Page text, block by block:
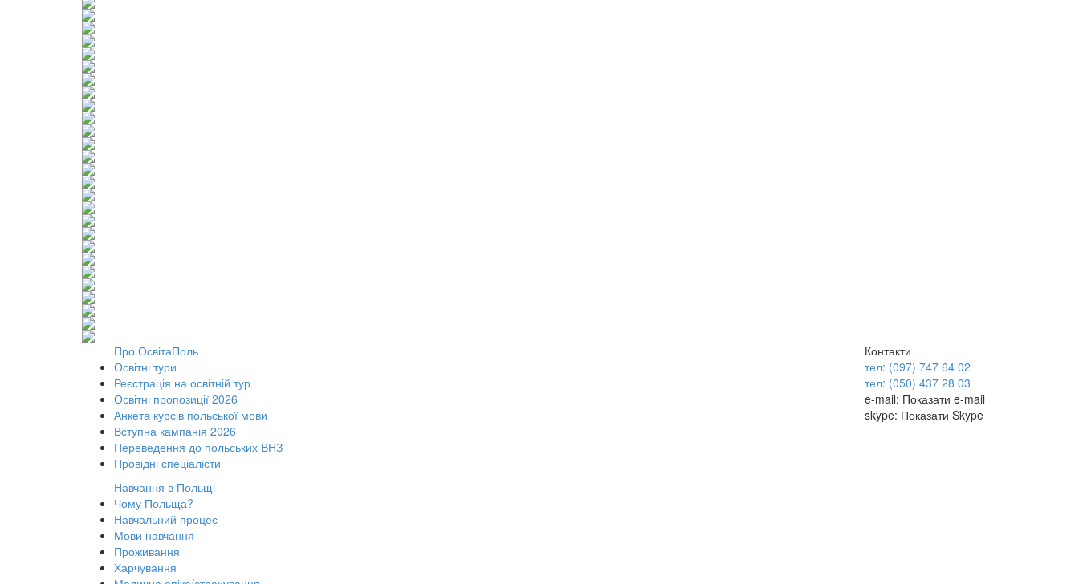
Про ОсвітаПоль
Освітні тури
Реєстрація на освітній тур
Освітні пропозиції 2026
Анкета курсів польської мови
Вступна кампанія 2026
Переведення до польських ВНЗ
Провідні спеціалісти
Навчання в Польщі
Чому Польща?
Навчальний процес
Мови навчання
Проживання
Харчування
Контакти
тел: (097) 747 64 02
тел: (050) 437 28 03
e-mail: Показати e-mail
skype: Показати Skype